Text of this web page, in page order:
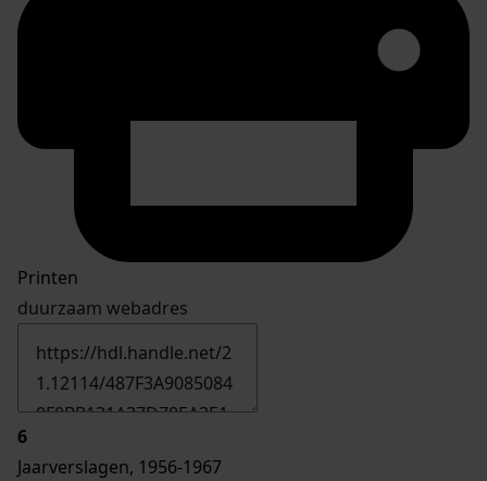
Printen
duurzaam webadres
6
Jaarverslagen, 1956-1967